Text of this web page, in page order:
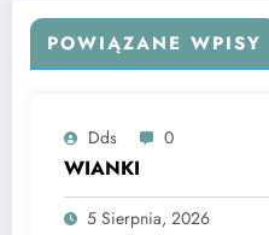
POWIĄZANE WPISY
Dds 0
WIANKI
5 Sierpnia, 2026